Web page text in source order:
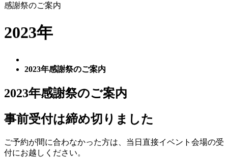
感謝祭のご案内
2023年
2023年感謝祭のご案内
2023年感謝祭のご案内
事前受付は締め切りました
ご予約が間に合わなかった方は、当日直接イベント会場の受
付にお越しください。